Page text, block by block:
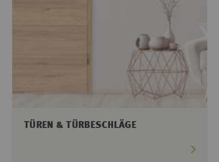
TÜREN & TÜRBESCHLÄGE